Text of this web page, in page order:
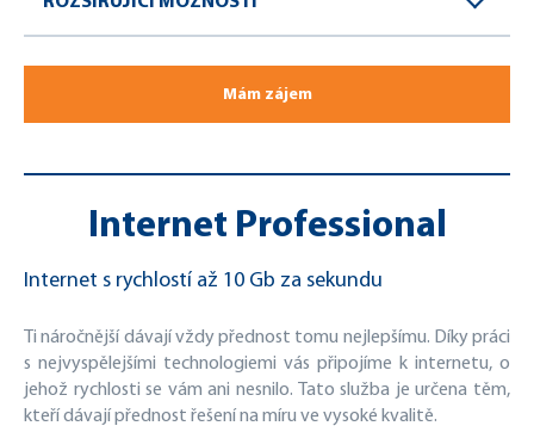
Mám zájem
Internet Professional
Internet s rychlostí až 10 Gb za sekundu
Ti náročnější dávají vždy přednost tomu nejlepšímu. Díky práci
s nejvyspělejšími technologiemi vás připojíme k internetu, o
jehož rychlosti se vám ani nesnilo. Tato služba je určena těm,
kteří dávají přednost řešení na míru ve vysoké kvalitě.